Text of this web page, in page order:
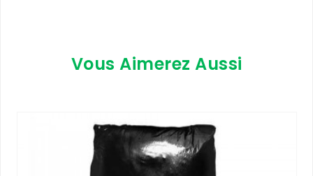
Vous Aimerez Aussi